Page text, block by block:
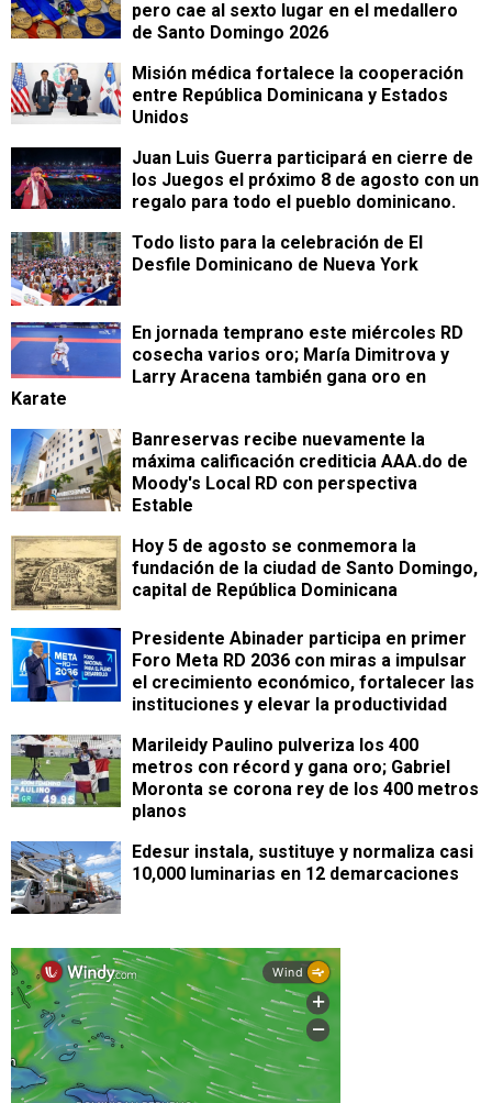
pero cae al sexto lugar en el medallero
de Santo Domingo 2026
Misión médica fortalece la cooperación
entre República Dominicana y Estados
Unidos
Juan Luis Guerra participará en cierre de
los Juegos el próximo 8 de agosto con un
regalo para todo el pueblo dominicano.
Todo listo para la celebración de El
Desfile Dominicano de Nueva York
En jornada temprano este miércoles RD
cosecha varios oro; María Dimitrova y
Larry Aracena también gana oro en
Karate
Banreservas recibe nuevamente la
máxima calificación crediticia AAA.do de
Moody's Local RD con perspectiva
Estable
Hoy 5 de agosto se conmemora la
fundación de la ciudad de Santo Domingo,
capital de República Dominicana
Presidente Abinader participa en primer
Foro Meta RD 2036 con miras a impulsar
el crecimiento económico, fortalecer las
instituciones y elevar la productividad
Marileidy Paulino pulveriza los 400
metros con récord y gana oro; Gabriel
Moronta se corona rey de los 400 metros
planos
Edesur instala, sustituye y normaliza casi
10,000 luminarias en 12 demarcaciones